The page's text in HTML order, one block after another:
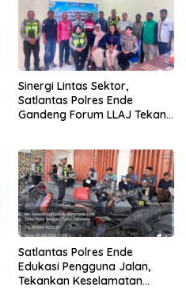
Sinergi Lintas Sektor,
Satlantas Polres Ende
Gandeng Forum LLAJ Tekan
Satlantas Polres Ende
Edukasi Pengguna Jalan,
Tekankan Keselamatan